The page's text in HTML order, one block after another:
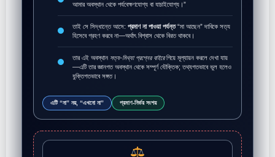
আমার অবস্থান থেকে পর্যবেক্ষণযোগ্য বা যাচাইযোগ্য।”
তাই সে সিদ্ধান্তে আসে: প্রমাণ না পাওয়া পর্যন্ত“মা আছেন” দাবিকে সত্য
হিসেবে গ্রহণ করবে না—অর্থাৎ বিশ্বাস থেকে বিরত থাকবে।
তার এই অবস্থান সত্য-মিথ্যা প্রশ্নের বাইরেগিয়ে মূল্যায়ন করলে দেখা যায়
—এটি তার জ্ঞানগত অবস্থান থেকে সম্পূর্ণ যৌক্তিক; তথ্যগতভাবে ভুল হলেও
যুক্তিগতভাবে সঙ্গত।
এটি “না” নয়, “এখনো না” প্রমাণ-নির্ভর সংশয়